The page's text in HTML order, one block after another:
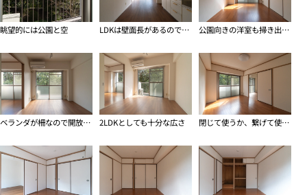
眺望的には公園と空 LDKは壁面長があるので、家具が配置しやすい 公園向きの洋室も掃き出し窓
ベランダが柵なので開放感が大きい 2LDKとしても十分な広さ 閉じて使うか、繋げて使うか